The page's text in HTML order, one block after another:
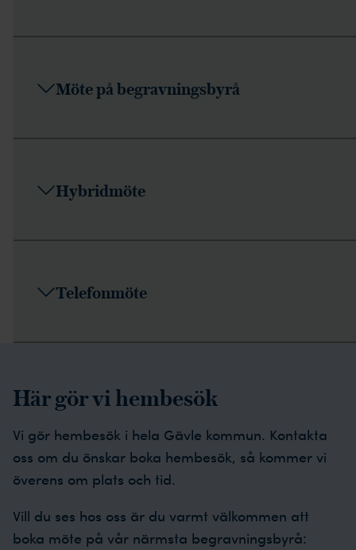
Möte på begravningsbyrå
Hybridmöte
Telefonmöte
Här gör vi hembesök
Vi gör hembesök i hela Gävle kommun. Kontakta
oss om du önskar boka hembesök, så kommer vi
överens om plats och tid.
Vill du ses hos oss är du varmt välkommen att
boka möte på vår närmsta begravningsbyrå: